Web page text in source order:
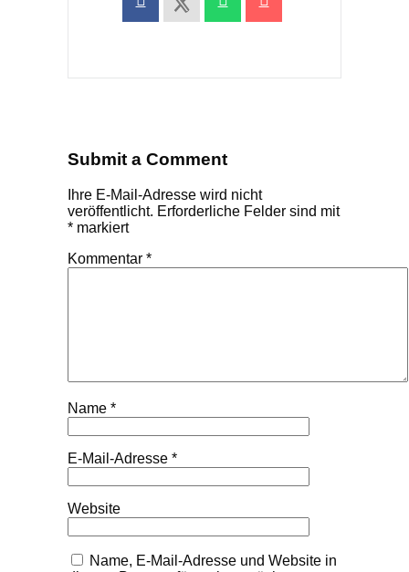
Submit a Comment
Ihre E-Mail-Adresse wird nicht
veröffentlicht. Erforderliche Felder sind mit
* markiert
Kommentar *
Name *
E-Mail-Adresse *
Website
Name, E-Mail-Adresse und Website in